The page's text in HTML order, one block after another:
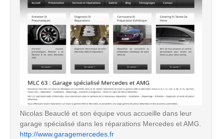
Nicolas Beauclé et son équipe vous accueille dans leur
garage spécialisé dans les réparations Mercedes et AMG.
http://www.garagemercedes.fr